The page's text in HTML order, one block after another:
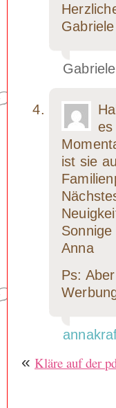
es
ist sie
Anna
Ps:
« Kläre auf der